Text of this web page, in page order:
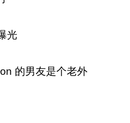
光
的男友是个老外